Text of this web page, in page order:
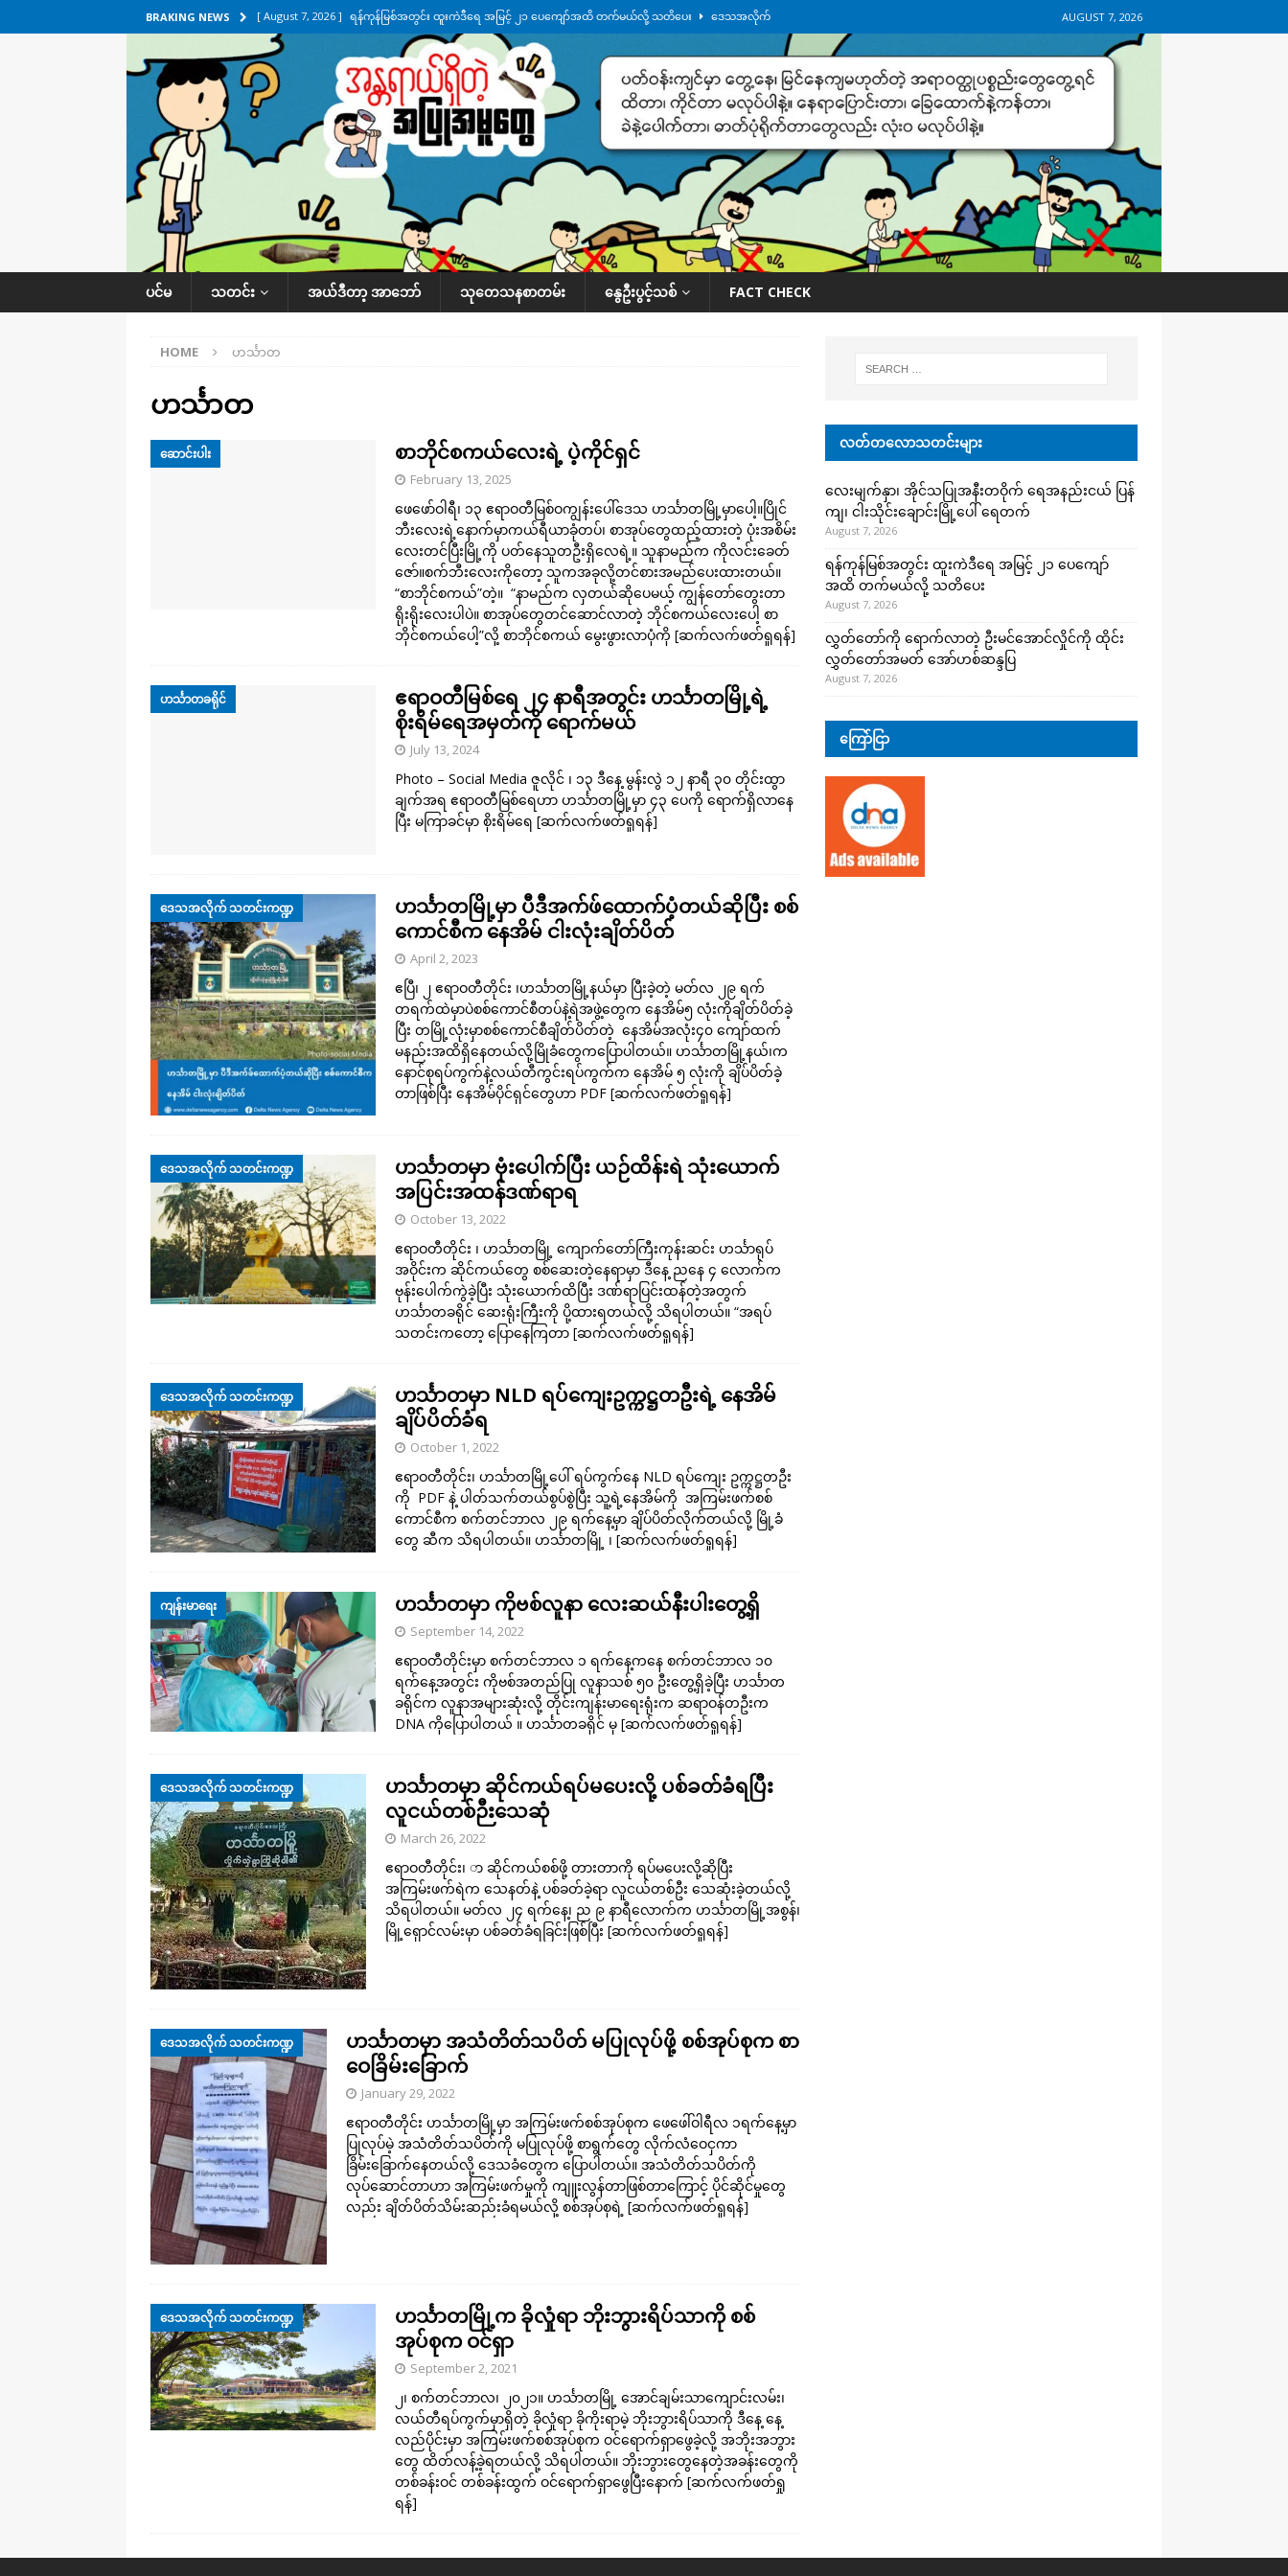
BRAKING NEWS [ August 7, 2026 ] ရန်ကုန်မြစ်အတွင်း ထူးကဲဒီရေ အ​မြင့် ၂၁ ပေကျော်အထိ တက်မယ်လို့ သတိပေး ဒေသအလိုက်
သတင်းကဏ္ဍ
[ August 7, 2026 ] လွှတ်တော်ကို ရောက်လာတဲ့ ဦးမင်အောင်လှိုင်ကို ထိုင်းလွှတ်တော်အမတ် အော်ဟစ်ဆန္ဒပြ
UNCATEGORIZED
[ August 6, 2026 ] တာကျိုးပြီး ခုနှစ်ရက်မြောက်နေ့မှာ ငသိုင်းချောင်းမြို့ကို ရေစတင်ရောက်ရှိ ဒေသအလိုက် သတင်း
[ August 6, 2026 ] လေးမျက်နှာမှာ ရေဘေးကူနေတဲ့ ငသိုင်းချောင်းဒေသခံ လူငယ်တဦး ရေစီးနဲ့မျောပါသေဆုံး
အလိုက် သတင်းကဏ္ဍ
[ August 7, 2026 ] လေးမျက်နှာ၊ အိုင်သပြုအနီးတဝိုက် ရေအနည်းငယ် ပြန်ကျ၊ ငါးသိုင်းချောင်းမြို့ပေါ် ရေတက်
ဒေသအလိုက် သတင်းကဏ္ဍ
AUGUST 7, 2026
ပင်မ သတင်း အယ်ဒီတာ့ အာဘော် သုတေသနစာတမ်း နွေဦးပွင့်သစ် FACT CHECK
HOME ဟင်္သာတ
ဟင်္သာတ
ဆောင်းပါး စာဘိုင်စကယ်လေးရဲ့ ပဲ့ကိုင်ရှင်
February 13, 2025
ဖေဖော်ဝါရီ၊ ၁၃ ဧရာဝတီမြစ်ဝကျွန်းပေါ်ဒေသ ဟင်္သာတမြို့မှာပေါ့။ပြိုင်
ဘီးလေးရဲ့နောက်မှာကယ်ရီယာခုံတပ်၊ စာအုပ်တွေထည့်ထားတဲ့ ပုံးအစိမ်း
လေးတင်ပြီးမြို့ကို ပတ်နေသူတဦးရှိလေရဲ့။ သူနာမည်က ကိုလင်းခေတ်
ဇော်။စက်ဘီးလေးကိုတော့ သူကအခုလို့တင်စားအမည်ပေးထားတယ်။
“စာဘိုင်စကယ်”တဲ့။ “နာမည်က လှတယ်ဆိုပေမယ့် ကျွန်တော်တွေးတာ
ရိုးရိုးလေးပါပဲ။ စာအုပ်တွေတင်ဆောင်လာတဲ့ ဘိုင်စကယ်လေးပေါ့ စာ
ဘိုင်စကယ်ပေါ့”လို့ စာဘိုင်စကယ် မွေးဖွားလာပုံကို [ဆက်လက်ဖတ်ရှုရန်]
ဟင်္သာတခရိုင်
ဧရာဝတီမြစ်ရေ ၂၄ နာရီအတွင်း ဟင်္သာတမြို့ရဲ့
စိုးရိမ်ရေအမှတ်ကို ရောက်မယ်
July 13, 2024
Photo – Social Media ဇူလိုင် ၊ ၁၃ ဒီနေ့ မွန်းလွဲ ၁၂ နာရီ ၃၀ တိုင်းထွာ
ချက်အရ ဧရာဝတီမြစ်ရေဟာ ဟင်္သာတမြို့မှာ ၄၃ ပေကို ရောက်ရှိလာနေ
ပြီး မကြာခင်မှာ စိုးရိမ်ရေ [ဆက်လက်ဖတ်ရှုရန်]
ဒေသအလိုက် သတင်းကဏ္ဍ
ဟင်္သာတမြို့မှာ ပီဒီအက်ဖ်ထောက်ပံ့တယ်ဆိုပြီး စစ်
ကောင်စီက နေအိမ် ငါးလုံးချိတ်ပိတ်
April 2, 2023
ဧပြီ၊ ၂ ဧရာဝတီတိုင်း ၊ဟင်္သာတမြို့နယ်မှာ ပြီးခဲ့တဲ့ မတ်လ ၂၉ ရက်
တရက်ထဲမှာပဲစစ်ကောင်စီတပ်နဲ့ရဲအဖွဲ့တွေက နေအိမ်၅ လုံးကိုချိတ်ပိတ်ခဲ့
ပြီး တမြို့လုံးမှာစစ်ကောင်စီချိတ်ပိတ်တဲ့ နေအိမ်အလုံး၄၀ ကျော်ထက်
မနည်းအထိရှိနေတယ်လို့မြိုခံတွေကပြောပါတယ်။ ဟင်္သာတမြို့နယ်၊က
နောင်စုရပ်ကွက်နဲ့လယ်တီကွင်းရပ်ကွက်က နေအိမ် ၅ လုံးကို ချိပ်ပိတ်ခဲ့
တာဖြစ်ပြီး နေအိမ်ပိုင်ရှင်တွေဟာ PDF [ဆက်လက်ဖတ်ရှုရန်]
ဒေသအလိုက် သတင်းကဏ္ဍ
ဟင်္သာတမှာ ဗုံးပေါက်ပြီး ယဉ်ထိန်းရဲ သုံးယောက်
အပြင်းအထန်ဒဏ်ရာရ
October 13, 2022
ဧရာဝတီတိုင်း ၊ ဟင်္သာတမြို့ ကျောက်တော်ကြီးကုန်းဆင်း ဟင်္သာရုပ်
အဝိုင်းက ဆိုင်ကယ်တွေ စစ်ဆေးတဲ့နေရာမှာ ဒီနေ့ ညနေ ၄ လောက်က
ဗုန်းပေါက်ကွဲခဲ့ပြီး သုံးယောက်ထိပြီး ဒဏ်ရာပြင်းထန်တဲ့အတွက်
ဟင်္သာတခရိုင် ဆေးရုံးကြီးကို ပို့ထားရတယ်လို့ သိရပါတယ်။ “အရပ်
သတင်းကတော့ ပြောနေကြတာ [ဆက်လက်ဖတ်ရှုရန်]
ဒေသအလိုက် သတင်းကဏ္ဍ
ဟင်္သာတမှာ NLD ရပ်ကျေးဥက္ကဋ္ဌတဦးရဲ့ နေအိမ်
ချိပ်ပိတ်ခံရ
October 1, 2022
ဧရာဝတီတိုင်း၊ ဟင်္သာတမြို့ပေါ် ရပ်ကွက်နေ NLD ရပ်ကျေး ဥက္ကဋ္ဌတဦး
ကို PDF နဲ့ ပါတ်သက်တယ်စွပ်စွဲပြီး သူ့ရဲ့နေအိမ်ကို အကြမ်းဖက်စစ်
ကောင်စီက စက်တင်ဘာလ ၂၉ ရက်နေ့မှာ ချိပ်ပိတ်လိုက်တယ်လို့ မြို့ခံ
တွေ ဆီက သိရပါတယ်။ ဟင်္သာတမြို့ ၊ [ဆက်လက်ဖတ်ရှုရန်]
ကျန်းမာရေး ဟင်္သာတမှာ ကိုဗစ်လူနာ လေးဆယ်နီးပါးတွေ့ရှိ
September 14, 2022
ဧရာဝတီတိုင်းမှာ စက်တင်ဘာလ ၁ ရက်နေ့ကနေ စက်တင်ဘာလ ၁၀
ရက်နေ့အတွင်း ကိုဗစ်အတည်ပြု လူနာသစ် ၅၀ ဦးတွေ့ရှိခဲ့ပြီး ဟင်္သာတ
ခရိုင်က လူနာအများဆုံးလို့ တိုင်းကျန်းမာရေးရုံးက ဆရာဝန်တဦးက
DNA ကိုပြောပါတယ် ။ ဟင်္သာတခရိုင် မှ [ဆက်လက်ဖတ်ရှုရန်]
ဒေသအလိုက် သတင်းကဏ္ဍ
ဟင်္သာတမှာ ဆိုင်ကယ်ရပ်မပေးလို့ ပစ်ခတ်ခံရပြီး
လူငယ်တစ်ဉီးသေဆုံ
March 26, 2022
ဧရာဝတီတိုင်း၊ ာ ဆိုင်ကယ်စစ်ဖို့ တားတာကို ရပ်မပေးလို့ဆိုပြီး
အကြမ်းဖက်ရဲက သေနတ်နဲ့ ပစ်ခတ်ခဲ့ရာ လူငယ်တစ်ဦး သေဆုံးခဲ့တယ်လို့
သိရပါတယ်။ မတ်လ ၂၄ ရက်နေ့၊ ည ၉ နာရီလောက်က ဟင်္သာတမြို့အစွန်၊
မြို့ရှောင်လမ်းမှာ ပစ်ခတ်ခံရခြင်းဖြစ်ပြီး [ဆက်လက်ဖတ်ရှုရန်]
ဒေသအလိုက် သတင်းကဏ္ဍ
ဟင်္သာတမှာ အသံတိတ်သပိတ် မပြုလုပ်ဖို့ စစ်အုပ်စုက စာ
ဝေခြိမ်းခြောက်
January 29, 2022
ဧရာဝတီတိုင်း ဟင်္သာတမြို့မှာ အကြမ်းဖက်စစ်အုပ်စုက ဖေဖေါ်ဝါရီလ ၁ရက်နေ့မှာ
ပြုလုပ်မဲ့ အသံတိတ်သပိတ်ကို မပြုလုပ်ဖို့ စာရွက်တွေ လိုက်လံဝေငှကာ
ခြိမ်းခြောက်နေတယ်လို့ ဒေသခံတွေက ပြောပါတယ်။ အသံတိတ်သပိတ်ကို
လုပ်ဆောင်တာဟာ အကြမ်းဖက်မှုကို ကျူးလွန်တာဖြစ်တာကြောင့် ပိုင်ဆိုင်မှုတွေ
လည်း ချိတ်ပိတ်သိမ်းဆည်းခံရမယ်လို့ စစ်အုပ်စုရဲ့ [ဆက်လက်ဖတ်ရှုရန်]
ဒေသအလိုက် သတင်းကဏ္ဍ
ဟင်္သာတမြို့က ခိုလှုံရာ ဘိုးဘွားရိပ်သာကို စစ်
အုပ်စုက ဝင်ရှာ
September 2, 2021
၂၊ စက်တင်ဘာလ၊ ၂၀၂၁။ ဟင်္သာတမြို့ အောင်ချမ်းသာကျောင်းလမ်း၊
လယ်တီရပ်ကွက်မှာရှိတဲ့ ခိုလှုံရာ ခိုကိုးရာမဲ့ ဘိုးဘွားရိပ်သာကို ဒီနေ့ နေ့
လည်ပိုင်းမှာ အကြမ်းဖက်စစ်အုပ်စုက ဝင်ရောက်ရှာဖွေခဲ့လို့ အဘိုးအဘွား
တွေ ထိတ်လန့်ခဲ့ရတယ်လို့ သိရပါတယ်။ ဘိုးဘွားတွေနေတဲ့အခန်းတွေကို
တစ်ခန်းဝင် တစ်ခန်းထွက် ဝင်ရောက်ရှာဖွေပြီးနောက် [ဆက်လက်ဖတ်ရှု
ရန်]
လတ်တလောသတင်းများ
လေးမျက်နှာ၊ အိုင်သပြုအနီးတဝိုက် ရေအနည်းငယ် ပြန်
ကျ၊ ငါးသိုင်းချောင်းမြို့ပေါ် ရေတက်
August 7, 2026
ရန်ကုန်မြစ်အတွင်း ထူးကဲဒီရေ အ​မြင့် ၂၁ ပေကျော်
အထိ တက်မယ်လို့ သတိပေး
August 7, 2026
လွှတ်တော်ကို ရောက်လာတဲ့ ဦးမင်အောင်လှိုင်ကို ထိုင်း
လွှတ်တော်အမတ် အော်ဟစ်ဆန္ဒပြ
August 7, 2026
ကြော်ငြာ